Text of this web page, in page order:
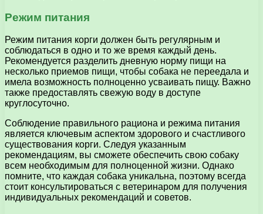
Режим питания
Режим питания корги должен быть регулярным и
соблюдаться в одно и то же время каждый день.
Рекомендуется разделить дневную норму пищи на
несколько приемов пищи, чтобы собака не переедала и
имела возможность полноценно усваивать пищу. Важно
также предоставлять свежую воду в доступе
круглосуточно.
Соблюдение правильного рациона и режима питания
является ключевым аспектом здорового и счастливого
существования корги. Следуя указанным
рекомендациям, вы сможете обеспечить свою собаку
всем необходимым для полноценной жизни. Однако
помните, что каждая собака уникальна, поэтому всегда
стоит консультироваться с ветеринаром для получения
индивидуальных рекомендаций и советов.